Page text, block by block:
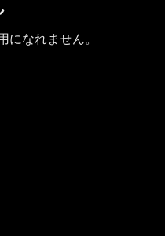
になれません。